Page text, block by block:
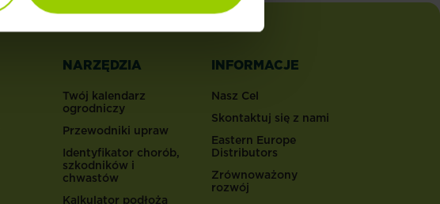
NARZĘDZIA
Twój kalendarz
ogrodniczy
Przewodniki upraw
Identyfikator chorób,
szkodników i
chwastów
Kalkulator podłoża
INFORMACJE
Nasz Cel
Skontaktuj się z nami
Eastern Europe
Distributors
Zrównoważony
rozwój